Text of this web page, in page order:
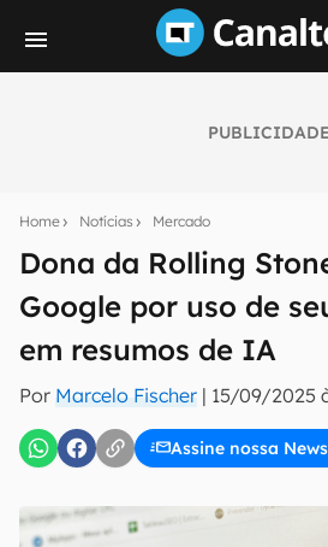
PUBLICIDADE
Home Notícias Mercado
Dona da Rolling
Google por uso de
em resumos de IA
Por Marcelo Fischer | 15/09/2025
Assine nossa
notícias e reviews sobre
E-mail
inscreva-se
Uso e Política de Privacidade do